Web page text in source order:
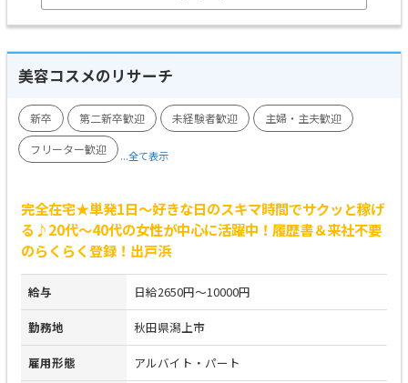
美容コスメのリサーチ
新卒 第二新卒歓迎 未経験者歓迎
主婦・主夫歓迎
フリーター歓迎
...全て表示
完全在宅★単発1日～好きな日のスキマ時間でサクッと稼げ
る♪20代～40代の女性が中心に活躍中！履歴書＆来社不要
のらくらく登録！出戸浜
給与 日給2650円～10000円
勤務地 秋田県潟上市
雇用形態 アルバイト・パート